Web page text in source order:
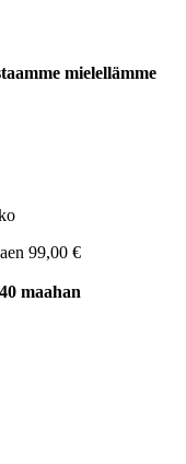
mielellämme
99,00 €
maahan